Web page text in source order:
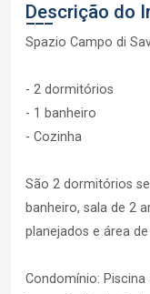
Descrição do
Spazio Campo di
- 2 dormitórios
- 1 banheiro
- Cozinha
São 2 dormitórios
banheiro, sala de 2
planejados e área
Condomínio: